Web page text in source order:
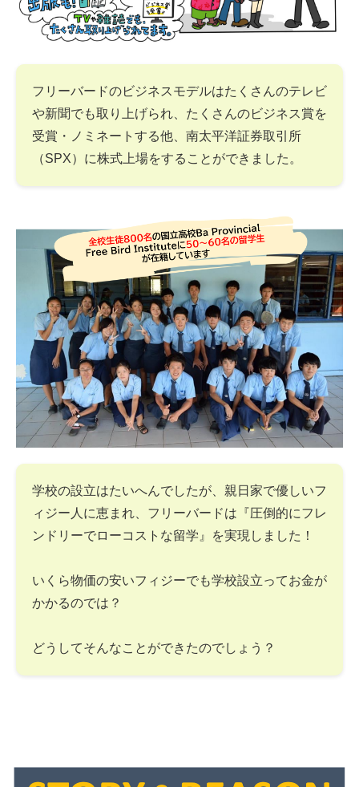
フリーバードのビジネスモデルはたくさんのテレビ
や新聞でも取り上げられ、たくさんのビジネス賞を
受賞・ノミネートする他、南太平洋証券取引所
（SPX）に株式上場をすることができました。
学校の設立はたいへんでしたが、親日家で優しいフ
ィジー人に恵まれ、フリーバードは『圧倒的にフレ
ンドリーでローコストな留学』を実現しました！
いくら物価の安いフィジーでも学校設立ってお金が
かかるのでは？
どうしてそんなことができたのでしょう？